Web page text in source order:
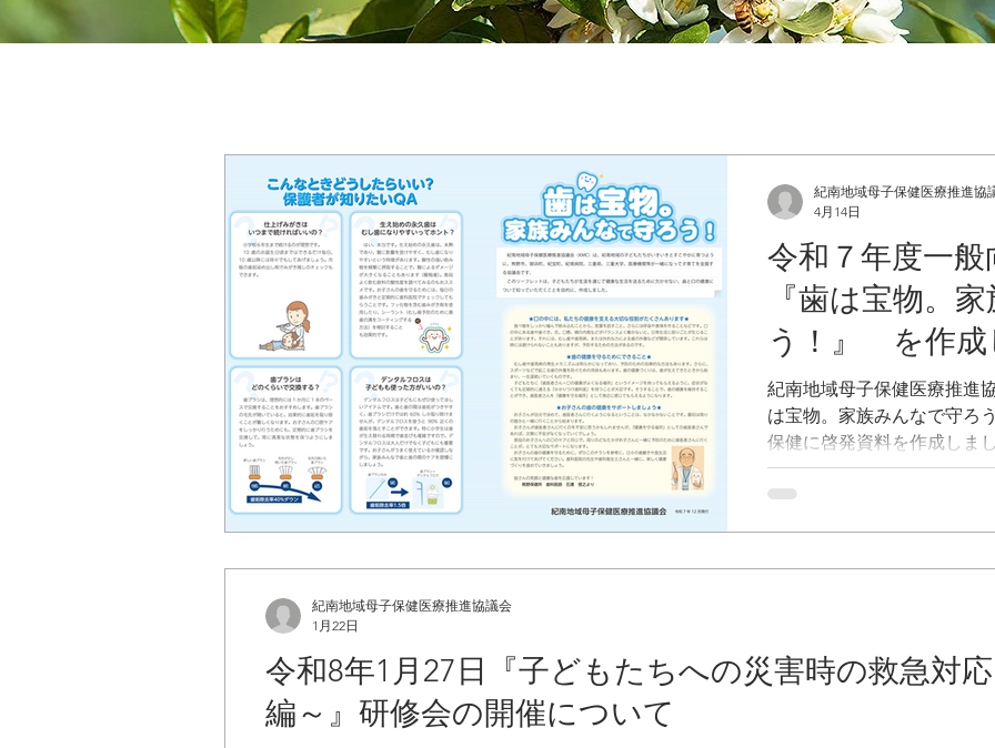
令和７年度一
『歯は宝物。
う！』 を作成
紀南地域母子保健医療推進
は宝物。家族みんなで守
保健に啓発資料を作成し
て健康な生活を送るために
わる大切なものです。この
このリーフレットを参考
していきましょう。 皆さ
応援しています！ 作成：紀
紀南地域母子保健医療推進協
4月14日
令和8年1月27日『子どもたちへの災害時の救急対
編～』研修会の開催について
紀南地域母子保健医療推進協議会
1月22日